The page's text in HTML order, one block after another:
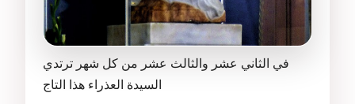
في الثاني عشر والثالث عشر من كل شهر ترتدي
السيدة العذراء هذا التاج